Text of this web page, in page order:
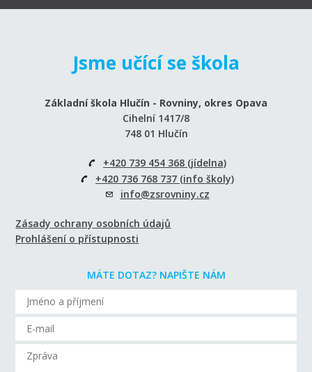
Jsme učící se škola
Základní škola Hlučín - Rovniny, okres Opava
Cihelní 1417/8
748 01 Hlučín
+420 739 454 368 (jídelna)
+420 736 768 737 (info školy)
info@zsrovniny.cz
Zásady ochrany osobních údajů
Prohlášení o přístupnosti
MÁTE DOTAZ? NAPIŠTE NÁM